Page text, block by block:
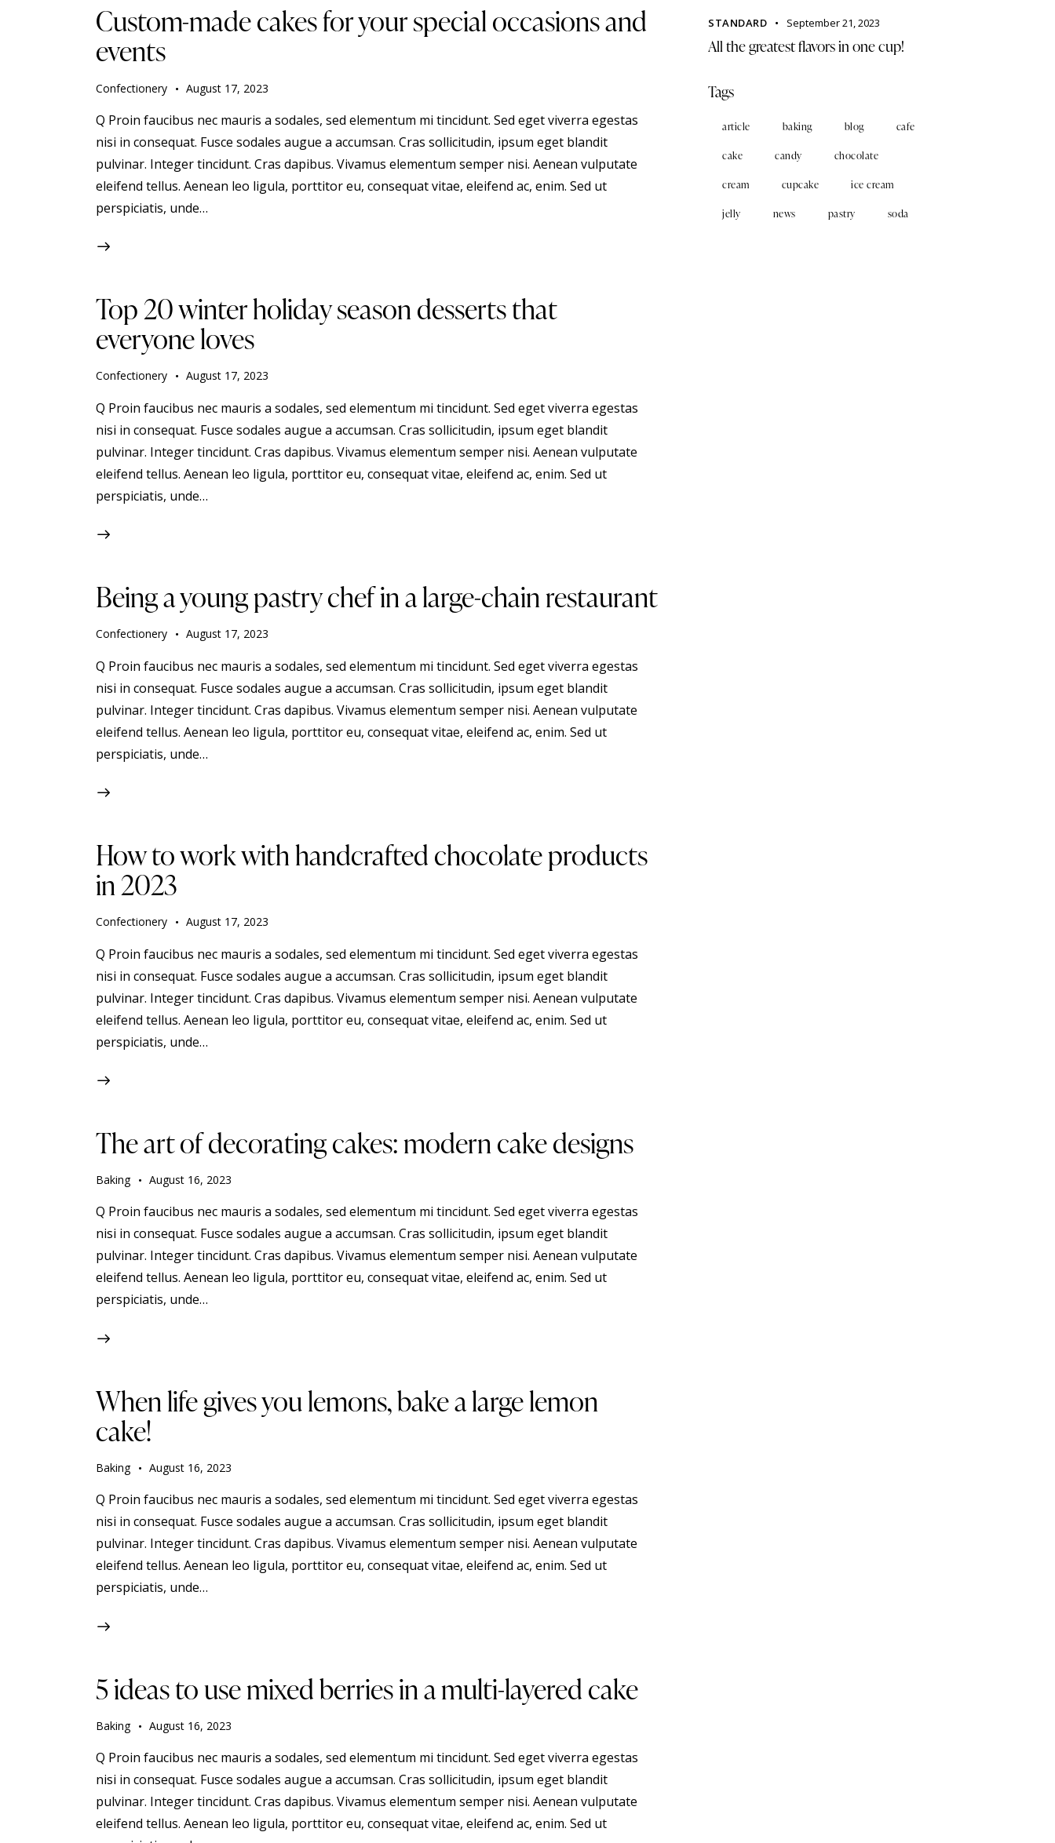
Custom-made cakes for your special occasions and
events
Confectionery August 17, 2023
Q Proin faucibus nec mauris a sodales, sed elementum mi tincidunt. Sed eget viverra egestas
nisi in consequat. Fusce sodales augue a accumsan. Cras sollicitudin, ipsum eget blandit
pulvinar. Integer tincidunt. Cras dapibus. Vivamus elementum semper nisi. Aenean vulputate
eleifend tellus. Aenean leo ligula, porttitor eu, consequat vitae, eleifend ac, enim. Sed ut
perspiciatis, unde…
Top 20 winter holiday season desserts that
everyone loves
Confectionery August 17, 2023
Q Proin faucibus nec mauris a sodales, sed elementum mi tincidunt. Sed eget viverra egestas
nisi in consequat. Fusce sodales augue a accumsan. Cras sollicitudin, ipsum eget blandit
pulvinar. Integer tincidunt. Cras dapibus. Vivamus elementum semper nisi. Aenean vulputate
eleifend tellus. Aenean leo ligula, porttitor eu, consequat vitae, eleifend ac, enim. Sed ut
perspiciatis, unde…
Being a young pastry chef in a large-chain restaurant
Confectionery August 17, 2023
Q Proin faucibus nec mauris a sodales, sed elementum mi tincidunt. Sed eget viverra egestas
nisi in consequat. Fusce sodales augue a accumsan. Cras sollicitudin, ipsum eget blandit
pulvinar. Integer tincidunt. Cras dapibus. Vivamus elementum semper nisi. Aenean vulputate
eleifend tellus. Aenean leo ligula, porttitor eu, consequat vitae, eleifend ac, enim. Sed ut
perspiciatis, unde…
How to work with handcrafted chocolate products
in 2023
Confectionery August 17, 2023
Q Proin faucibus nec mauris a sodales, sed elementum mi tincidunt. Sed eget viverra egestas
nisi in consequat. Fusce sodales augue a accumsan. Cras sollicitudin, ipsum eget blandit
pulvinar. Integer tincidunt. Cras dapibus. Vivamus elementum semper nisi. Aenean vulputate
eleifend tellus. Aenean leo ligula, porttitor eu, consequat vitae, eleifend ac, enim. Sed ut
perspiciatis, unde…
The art of decorating cakes: modern cake designs
Baking August 16, 2023
Q Proin faucibus nec mauris a sodales, sed elementum mi tincidunt. Sed eget viverra egestas
nisi in consequat. Fusce sodales augue a accumsan. Cras sollicitudin, ipsum eget blandit
pulvinar. Integer tincidunt. Cras dapibus. Vivamus elementum semper nisi. Aenean vulputate
eleifend tellus. Aenean leo ligula, porttitor eu, consequat vitae, eleifend ac, enim. Sed ut
perspiciatis, unde…
When life gives you lemons, bake a large lemon
cake!
Baking August 16, 2023
Q Proin faucibus nec mauris a sodales, sed elementum mi tincidunt. Sed eget viverra egestas
nisi in consequat. Fusce sodales augue a accumsan. Cras sollicitudin, ipsum eget blandit
pulvinar. Integer tincidunt. Cras dapibus. Vivamus elementum semper nisi. Aenean vulputate
eleifend tellus. Aenean leo ligula, porttitor eu, consequat vitae, eleifend ac, enim. Sed ut
perspiciatis, unde…
5 ideas to use mixed berries in a multi-layered cake
Baking August 16, 2023
Q Proin faucibus nec mauris a sodales, sed elementum mi tincidunt. Sed eget viverra egestas
nisi in consequat. Fusce sodales augue a accumsan. Cras sollicitudin, ipsum eget blandit
pulvinar. Integer tincidunt. Cras dapibus. Vivamus elementum semper nisi. Aenean vulputate
eleifend tellus. Aenean leo ligula, porttitor eu, consequat vitae, eleifend ac, enim. Sed ut
STANDARD September 21, 2023
All the greatest flavors in one cup!
Tags
article baking blog cafe
cake candy chocolate
cream cupcake ice cream
jelly news pastry soda